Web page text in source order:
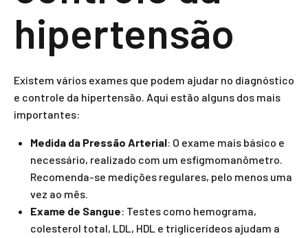
hipertensão
Existem vários exames que podem ajudar no diagnóstico
e controle da hipertensão. Aqui estão alguns dos mais
importantes:
Medida da Pressão Arterial: O exame mais básico e
necessário, realizado com um esfigmomanômetro.
Recomenda-se medições regulares, pelo menos uma
vez ao mês.
Exame de Sangue: Testes como hemograma,
colesterol total, LDL, HDL e triglicerídeos ajudam a